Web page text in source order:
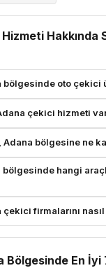
Hakkında
bölgesinde oto çekici
çekici hizmeti var
Adana bölgesine ne
bölgesinde hangi
çekici firmalarını
Bölgesinde En